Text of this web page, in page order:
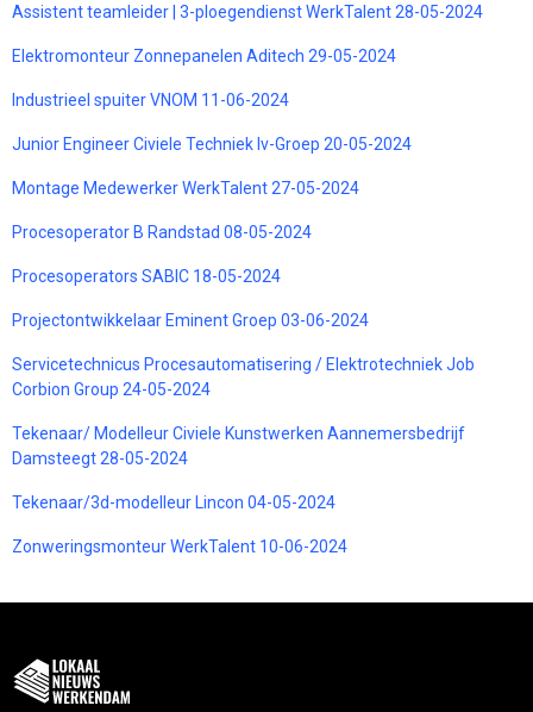
Assistent teamleider | 3-ploegendienst WerkTalent 28-05-2024
Elektromonteur Zonnepanelen Aditech 29-05-2024
Industrieel spuiter VNOM 11-06-2024
Junior Engineer Civiele Techniek Iv-Groep 20-05-2024
Montage Medewerker WerkTalent 27-05-2024
Procesoperator B Randstad 08-05-2024
Procesoperators SABIC 18-05-2024
Projectontwikkelaar Eminent Groep 03-06-2024
Servicetechnicus Procesautomatisering / Elektrotechniek Job
Corbion Group 24-05-2024
Tekenaar/ Modelleur Civiele Kunstwerken Aannemersbedrijf
Damsteegt 28-05-2024
Tekenaar/3d-modelleur Lincon 04-05-2024
Zonweringsmonteur WerkTalent 10-06-2024